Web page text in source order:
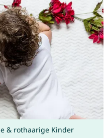
& rothaarige Kinder